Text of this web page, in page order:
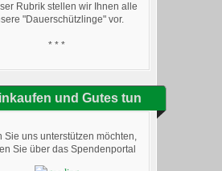
Rubrik stellen wir Ihnen alle
"Dauerschützlinge" vor.
* * *
und Gutes tun
Sie uns unterstützen möchten,
Sie über das Spendenportal